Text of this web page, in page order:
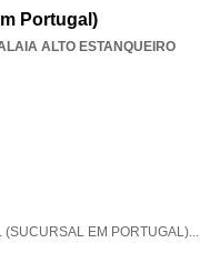
Portugal)
ALTO ESTANQUEIRO
(SUCURSAL EM PORTUGAL)...